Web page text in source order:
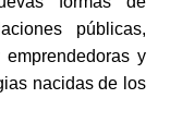
públicas,
y
nacidas de los